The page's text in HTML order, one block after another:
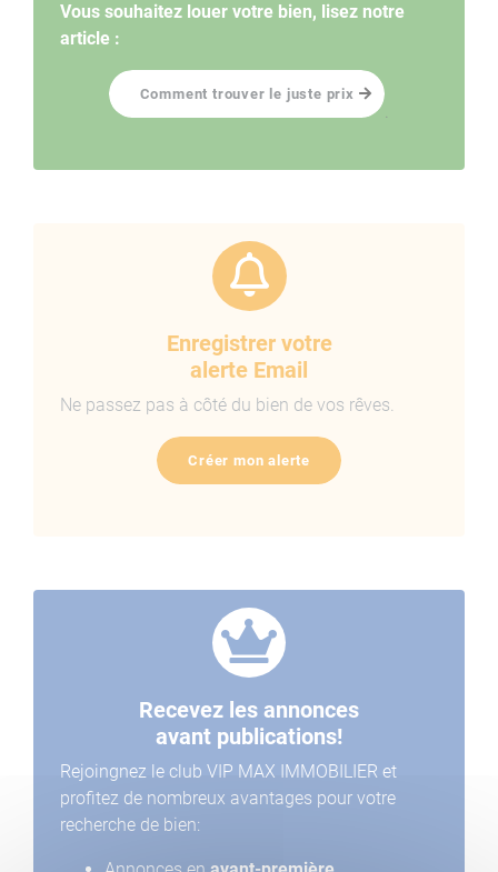
Vous souhaitez louer votre bien, lisez notre
article :
Comment trouver le juste prix
.
Enregistrer votre
alerte Email
Ne passez pas à côté du bien de vos rêves.
Créer mon alerte
Recevez les annonces
avant publications!
Rejoingnez le club VIP MAX IMMOBILIER et
profitez de nombreux avantages pour votre
recherche de bien: